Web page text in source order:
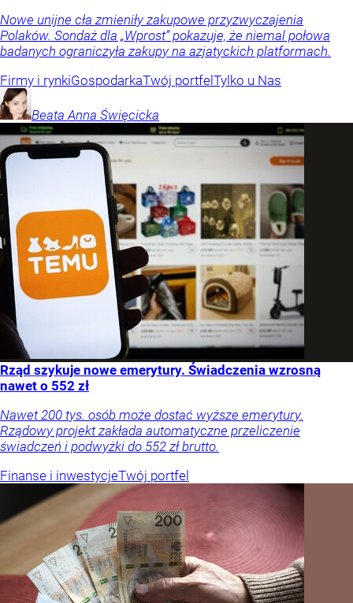
Nowe unijne cła zmieniły zakupowe przyzwyczajenia
Polaków. Sondaż dla „Wprost” pokazuje, że niemal połowa
badanych ograniczyła zakupy na azjatyckich platformach.
Firmy i rynkiGospodarkaTwój portfel Tylko u Nas
Beata Anna Święcicka
Rząd szykuje nowe emerytury. Świadczenia wzrosną
nawet o 552 zł
Nawet 200 tys. osób może dostać wyższe emerytury.
Rządowy projekt zakłada automatyczne przeliczenie
świadczeń i podwyżki do 552 zł brutto.
Finanse i inwestycjeTwój portfel